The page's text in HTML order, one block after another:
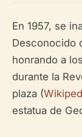
En 1957, se
Desconocido
honrando a
durante la
plaza (
estatua de